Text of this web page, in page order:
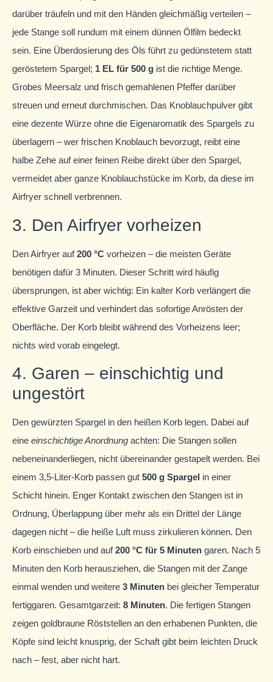
darüber träufeln und mit den Händen gleichmäßig verteilen –
jede Stange soll rundum mit einem dünnen Ölfilm bedeckt
sein. Eine Überdosierung des Öls führt zu gedünstetem statt
geröstetem Spargel; 1 EL für 500 g ist die richtige Menge.
Grobes Meersalz und frisch gemahlenen Pfeffer darüber
streuen und erneut durchmischen. Das Knoblauchpulver gibt
eine dezente Würze ohne die Eigenaromatik des Spargels zu
überlagern – wer frischen Knoblauch bevorzugt, reibt eine
halbe Zehe auf einer feinen Reibe direkt über den Spargel,
vermeidet aber ganze Knoblauchstücke im Korb, da diese im
Airfryer schnell verbrennen.
3. Den Airfryer vorheizen
Den Airfryer auf200 °C vorheizen – die meisten Geräte
benötigen dafür 3 Minuten. Dieser Schritt wird häufig
übersprungen, ist aber wichtig: Ein kalter Korb verlängert die
effektive Garzeit und verhindert das sofortige Anrösten der
Oberfläche. Der Korb bleibt während des Vorheizens leer;
nichts wird vorab eingelegt.
4. Garen – einschichtig und
ungestört
Den gewürzten Spargel in den heißen Korb legen. Dabei auf
eine einschichtige Anordnung achten: Die Stangen sollen
nebeneinanderliegen, nicht übereinander gestapelt werden. Bei
einem 3,5-Liter-Korb passen gut 500 g Spargel in einer
Schicht hinein. Enger Kontakt zwischen den Stangen ist in
Ordnung, Überlappung über mehr als ein Drittel der Länge
dagegen nicht – die heiße Luft muss zirkulieren können. Den
Korb einschieben und auf200 °C für 5 Minuten garen. Nach 5
Minuten den Korb herausziehen, die Stangen mit der Zange
einmal wenden und weitere 3 Minuten bei gleicher Temperatur
fertiggaren. Gesamtgarzeit: 8 Minuten. Die fertigen Stangen
zeigen goldbraune Röststellen an den erhabenen Punkten, die
Köpfe sind leicht knusprig, der Schaft gibt beim leichten Druck
nach – fest, aber nicht hart.